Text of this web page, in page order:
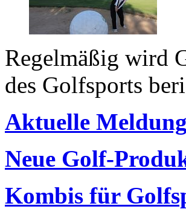
Regelmäßig wird
des Golfsports
Aktuelle
Neue Golf-
Kombis für